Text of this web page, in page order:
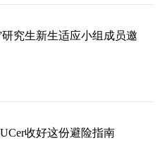
究生新生适应小组成员邀
收好这份避险指南